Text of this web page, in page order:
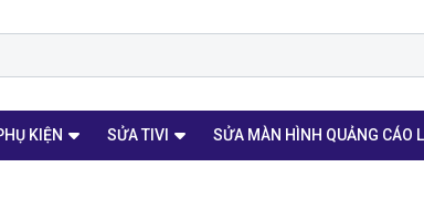
KIỆN SỬA TIVI SỬA MÀN HÌNH QUẢNG CÁO